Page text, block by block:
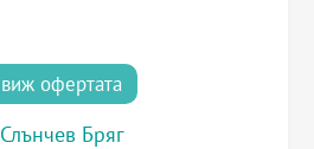
виж офертата
Слънчев Бряг